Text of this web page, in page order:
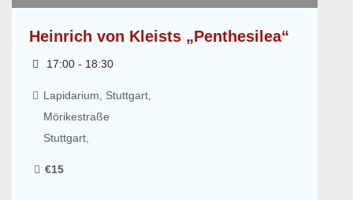
Heinrich von Kleists „Penthesilea“
17:00 - 18:30
Lapidarium, Stuttgart,
Mörikestraße
Stuttgart,
€15